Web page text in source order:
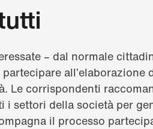
– dal normale
Le corrispondenti
settori della società per
il processo